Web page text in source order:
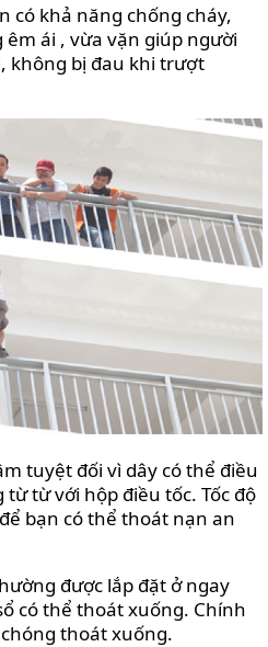
có khả năng chống cháy,
ái , vừa vặn giúp người
không bị đau khi trượt
tuyệt đối vì dây có thể điều
từ với hộp điều tốc. Tốc độ
bạn có thể thoát nạn an
được lắp đặt ở ngay
có thể thoát xuống. Chính
thoát xuống.